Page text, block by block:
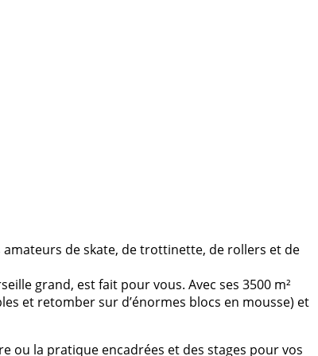
amateurs de skate, de trottinette, de rollers et de
grand, est fait pour vous. Avec ses 3500 m²
et retomber sur d’énormes blocs en mousse) et
ou la pratique encadrées et des stages pour vos